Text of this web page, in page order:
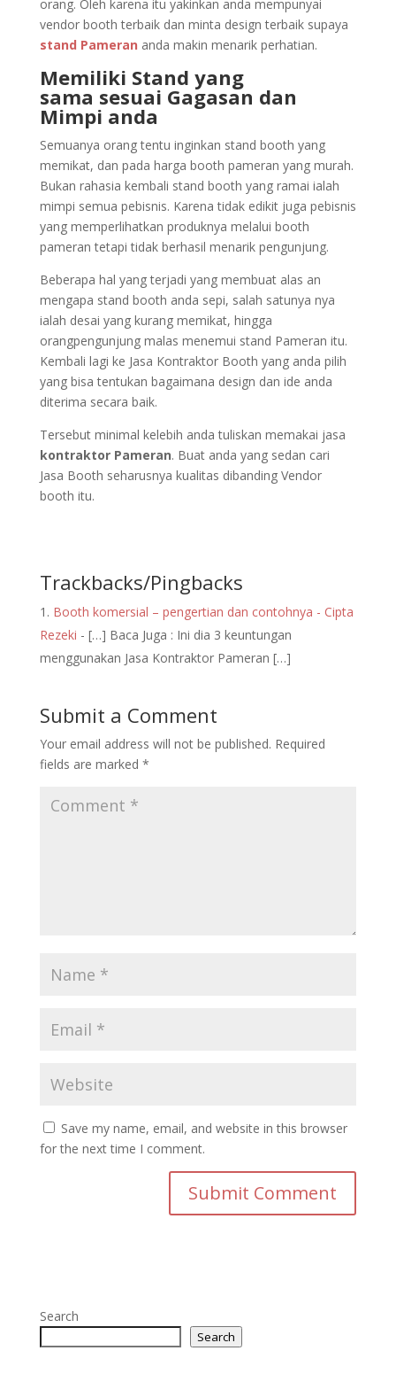
orang. Oleh karena itu yakinkan anda mempunyai
vendor booth terbaik dan minta design terbaik supaya
stand Pameran anda makin menarik perhatian.
Memiliki Stand yang
sama sesuai Gagasan dan
Mimpi anda
Semuanya orang tentu inginkan stand booth yang
memikat, dan pada harga booth pameran yang murah.
Bukan rahasia kembali stand booth yang ramai ialah
mimpi semua pebisnis. Karena tidak edikit juga pebisnis
yang memperlihatkan produknya melalui booth
pameran tetapi tidak berhasil menarik pengunjung.
Beberapa hal yang terjadi yang membuat alas an
mengapa stand booth anda sepi, salah satunya nya
ialah desai yang kurang memikat, hingga
orangpengunjung malas menemui stand Pameran itu.
Kembali lagi ke Jasa Kontraktor Booth yang anda pilih
yang bisa tentukan bagaimana design dan ide anda
diterima secara baik.
Tersebut minimal kelebih anda tuliskan memakai jasa
kontraktor Pameran. Buat anda yang sedan cari
Jasa Booth seharusnya kualitas dibanding Vendor
booth itu.
Trackbacks/Pingbacks
Booth komersial – pengertian dan contohnya - Cipta
Rezeki - […] Baca Juga : Ini dia 3 keuntungan
menggunakan Jasa Kontraktor Pameran […]
Submit a Comment
Your email address will not be published. Required
fields are marked *
Save my name, email, and website in this browser
for the next time I comment.
Search
Search